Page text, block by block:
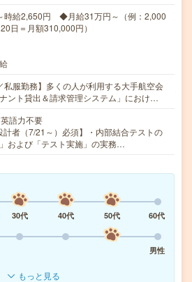
時給2,650円 ◆月給31万円～（例：2,000
日＝月額310,000円）
私服勤務】多くの人が利用する大手航空会
ント貸出＆請求管理システム」におけ…
語力不要
計者（7/21～）必須】・内部結合テストの
」および「テスト実施」の実務…
30代 40代 50代
60代
男性
もっと見る